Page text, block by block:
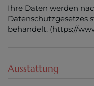
Ihre Daten werden
Datenschutzgesetzes
behandelt. (https://
Ausstattung